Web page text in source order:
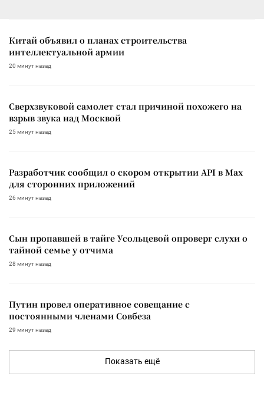
Китай объявил о планах строительства
интеллектуальной армии
20 минут назад
Сверхзвуковой самолет стал причиной похожего на
взрыв звука над Москвой
25 минут назад
Разработчик сообщил о скором открытии API в Max
для сторонних приложений
26 минут назад
Сын пропавшей в тайге Усольцевой опроверг слухи о
тайной семье у отчима
28 минут назад
Путин провел оперативное совещание с
постоянными членами Совбеза
29 минут назад
Показать ещё